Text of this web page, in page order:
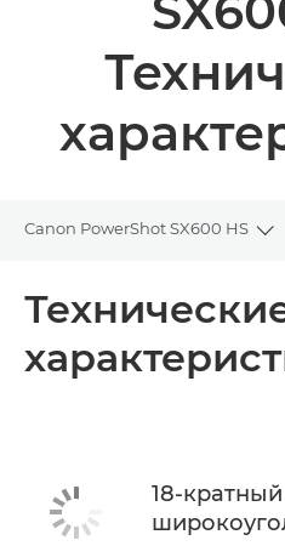
Canon PowerShot SX600 HS
Технические характеристики
18-